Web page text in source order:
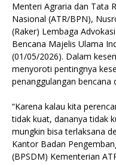
Menteri Agraria dan Tata
Nasional (ATR/BPN),
(Raker) Lembaga
Bencana Majelis Ulama
(01/05/2026). Dalam
menyoroti pentingnya
penanggulangan bencana
“Karena kalau kita
tidak kuat, dananya tidak
mungkin bisa terlaksana
Kantor Badan
(BPSDM) Kementerian